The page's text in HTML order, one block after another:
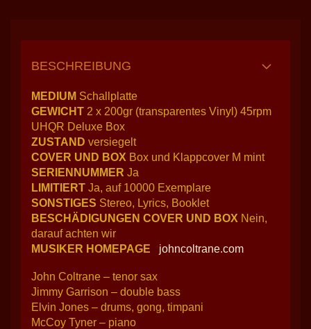
BESCHREIBUNG
MEDIUM Schallplatte
GEWICHT 2 x 200gr (transparentes Vinyl) 45rpm
UHQR Deluxe Box
ZUSTAND versiegelt
COVER UND BOX Box und Klappcover M mint
SERIENNUMMER Ja
LIMITIERT Ja, auf 10000 Exemplare
SONSTIGES Stereo, Lyrics, Booklet
BESCHÄDIGUNGEN COVER UND BOX Nein,
darauf achten wir
MUSIKER HOMEPAGE johncoltrane.com
John Coltrane – tenor sax
Jimmy Garrison – double bass
Elvin Jones – drums, gong, timpani
McCoy Tyner – piano